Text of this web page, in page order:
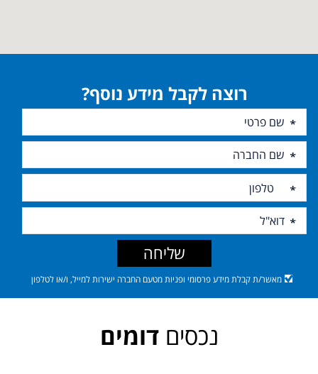
רוצה לקבל מידע נוסף?
מאשר/ת קבלת מידע פרסומי ופניות מטעם החברה ישירות למייל, ו/או לטלפון
שליחה
נכסיםדומים